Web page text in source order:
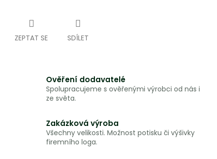
ZEPTAT SE SDÍLET
Ověření dodavatelé
Spolupracujeme s ověřenými výrobci od nás i
ze světa.
Zakázková výroba
Všechny velikosti. Možnost potisku či výšivky
firemního loga.